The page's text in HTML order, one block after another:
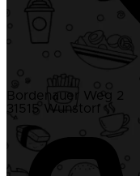
Bordenauer Weg 2
31515 Wunstorf